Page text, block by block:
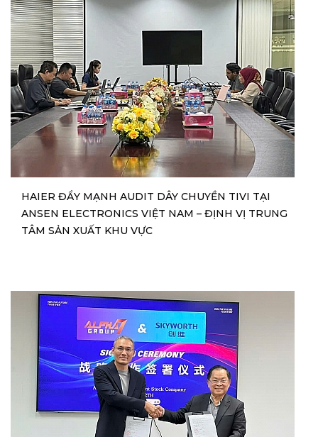
HAIER ĐẨY MẠNH AUDIT DÂY CHUYỀN TIVI TẠI
ANSEN ELECTRONICS VIỆT NAM – ĐỊNH VỊ TRUNG
TÂM SẢN XUẤT KHU VỰC